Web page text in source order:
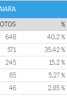
%
648 40,2 %
571 35,42 %
245 15,2 %
85 5,27 %
46 2,85 %